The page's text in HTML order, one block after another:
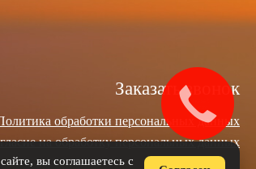
Заказать звонок
обработки персональных данных
на обработку персональных данных
вы соглашаетесь с